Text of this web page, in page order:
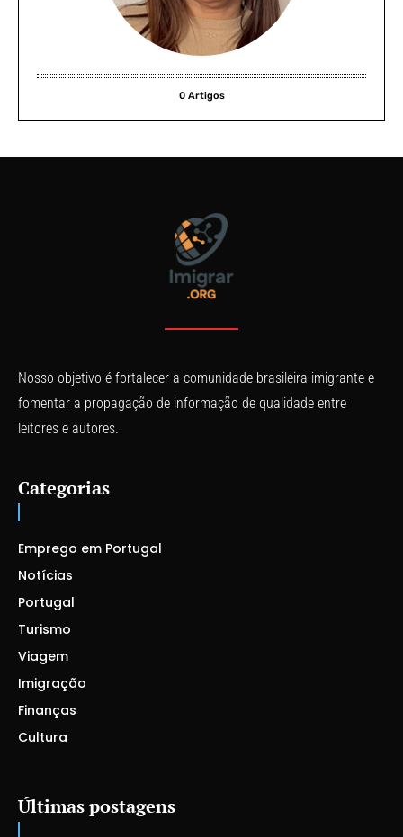
0 Artigos
Nosso objetivo é fortalecer a comunidade brasileira imigrante e
fomentar a propagação de informação de qualidade entre
leitores e autores.
Categorias
Emprego em Portugal
Notícias
Portugal
Turismo
Viagem
Imigração
Finanças
Cultura
Últimas postagens